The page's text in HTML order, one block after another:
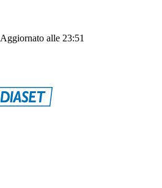
Aggiornato alle 23:51